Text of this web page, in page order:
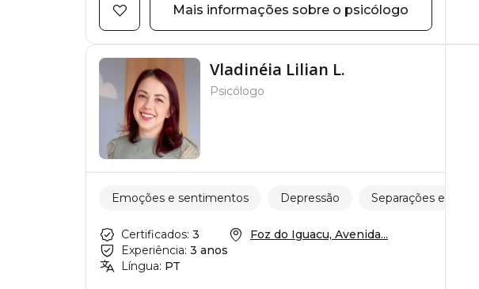
Mais informações sobre o psicólogo
Vladinéia Lilian L.
Psicólogo
Emoções e sentimentos Depressão Separações e perdas
Certificados: 3
Experiência: 3 anos
Língua: PT
Foz do Iguacu, Avenida...